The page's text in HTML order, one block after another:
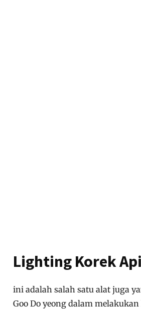
Lighting Korek Api
ini adalah salah satu alat juga
Goo Do yeong dalam